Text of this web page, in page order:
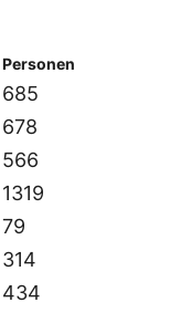
Personen
685
678
566
1319
79
314
434